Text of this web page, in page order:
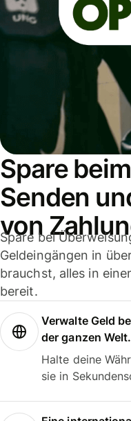
Spare
Senden
von
Spare bei
Geldeingängen in
brauchst, alles in
bereit.
Verwalte Geld
der ganzen Welt.
Halte deine
sie in